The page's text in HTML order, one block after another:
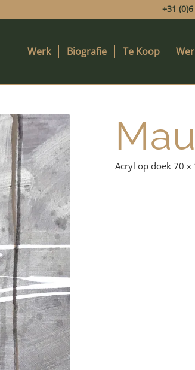
+31
Werk Biografie Te Koop
Acryl op doek 70 x